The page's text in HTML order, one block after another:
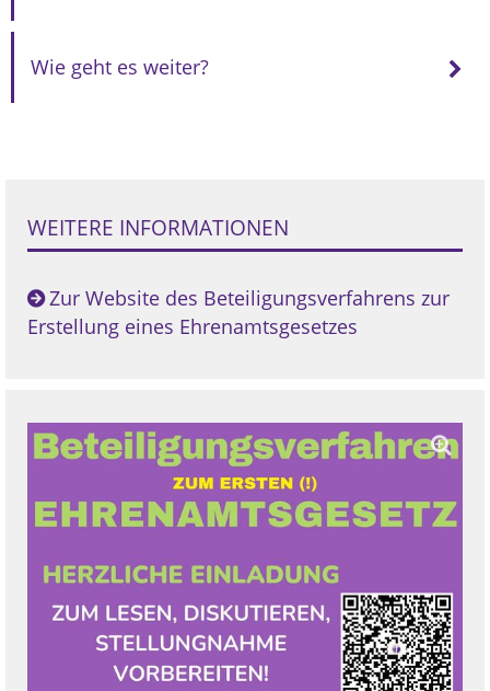
Wie geht es weiter?
WEITERE INFORMATIONEN
Zur Website des Beteiligungsverfahrens zur
Erstellung eines Ehrenamtsgesetzes